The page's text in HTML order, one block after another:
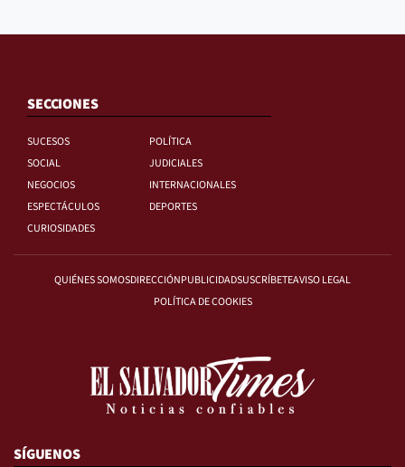
SECCIONES
SUCESOS
POLÍTICA
SOCIAL
JUDICIALES
NEGOCIOS
INTERNACIONALES
ESPECTÁCULOS
DEPORTES
CURIOSIDADES
QUIÉNES SOMOSDIRECCIÓNPUBLICIDADSUSCRÍBETEAVISO LEGAL
POLÍTICA DE COOKIES
SÍGUENOS